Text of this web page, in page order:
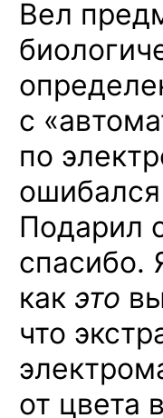
Вел
с
по
ошибался
Подарил
спасибо.
как это
что
от цвета